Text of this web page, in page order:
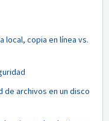
local, copia en línea vs.
de archivos en un disco